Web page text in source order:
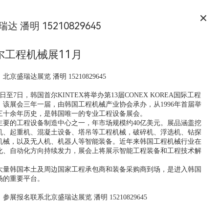
达 潘明 15210829645
工程机械展11月
京盛瑞达展览 潘明 15210829645
至7日，韩国首尔KINTEX将举办第13届CONEX KOREA国际工程
该展会三年一届，由韩国工程机械产业协会承办，从1996年首届举
十余年历史，是韩国唯一的专业工程设备展会。
要的工程设备制造中心之一，年市场规模约40亿美元。展品涵盖挖
、起重机、混凝土设备、塔吊等工程机械，破碎机、浮选机、钻探
械，以及无人机、机器人等智能装备。近年来韩国工程机械行业在
、自动化方向持续发力，展会上将展示智能工程装备和工程技术解
量韩国本土及周边国家工程承包商和装备采购商到场，是进入韩国
重要平台。
参展报名联系北京盛瑞达展览 潘明 15210829645